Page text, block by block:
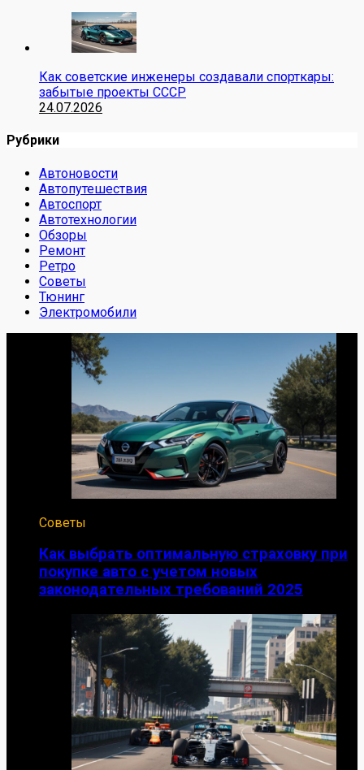
Как советские инженеры создавали спорткары:
забытые проекты СССР
24.07.2026
Рубрики
Автоновости
Автопутешествия
Автоспорт
Автотехнологии
Обзоры
Ремонт
Ретро
Советы
Тюнинг
Электромобили
Советы
Как выбрать оптимальную страховку при
покупке авто с учетом новых
законодательных требований 2025